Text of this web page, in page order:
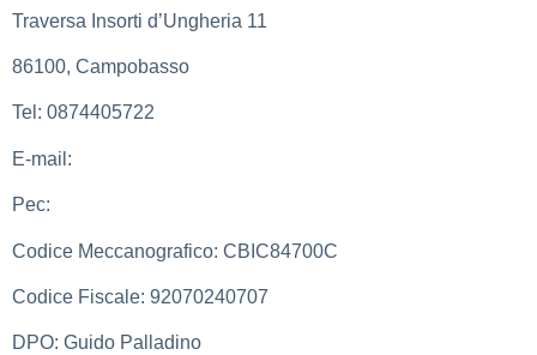
Traversa Insorti d’Ungheria 11
86100, Campobasso
Tel: 0874405722
E-mail:
Pec:
Codice Meccanografico: CBIC84700C
Codice Fiscale: 92070240707
DPO: Guido Palladino